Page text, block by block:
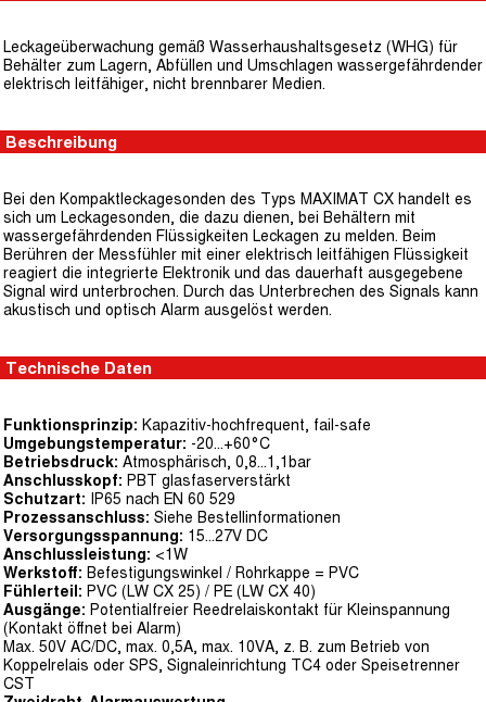
Leckageüberwachung gemäß Wasserhaushaltsgesetz (WHG) für
Behälter zum Lagern, Abfüllen und Umschlagen wassergefährdender
elektrisch leitfähiger, nicht brennbarer Medien.
Beschreibung
Bei den Kompaktleckagesonden des Typs MAXIMAT CX handelt es
sich um Leckagesonden, die dazu dienen, bei Behältern mit
wassergefährdenden Flüssigkeiten Leckagen zu melden. Beim
Berühren der Messfühler mit einer elektrisch leitfähigen Flüssigkeit
reagiert die integrierte Elektronik und das dauerhaft ausgegebene
Signal wird unterbrochen. Durch das Unterbrechen des Signals kann
akustisch und optisch Alarm ausgelöst werden.
Technische Daten
Funktionsprinzip: Kapazitiv-hochfrequent, fail-safe
Umgebungstemperatur: -20...+60°C
Betriebsdruck: Atmosphärisch, 0,8...1,1bar
Anschlusskopf: PBT glasfaserverstärkt
Schutzart: IP65 nach EN 60 529
Prozessanschluss: Siehe Bestellinformationen
Versorgungsspannung: 15...27V DC
Anschlussleistung: <1W
Werkstoff: Befestigungswinkel / Rohrkappe = PVC
Fühlerteil: PVC (LW CX 25) / PE (LW CX 40)
Ausgänge: Potentialfreier Reedrelaiskontakt für Kleinspannung
(Kontakt öffnet bei Alarm)
Max. 50V AC/DC, max. 0,5A, max. 10VA, z. B. zum Betrieb von
Koppelrelais oder SPS, Signaleinrichtung TC4 oder Speisetrenner
CST